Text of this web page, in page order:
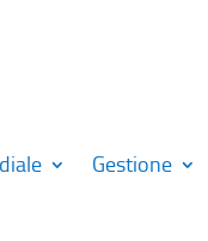
Gestione